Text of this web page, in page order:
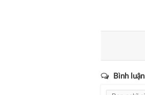
Bình luận